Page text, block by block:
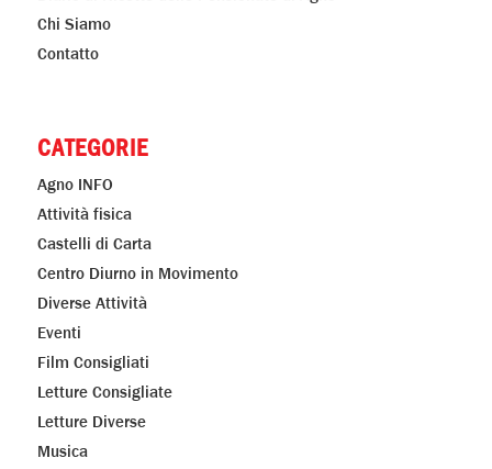
Chi Siamo
Contatto
CATEGORIE
Agno INFO
Attività fisica
Castelli di Carta
Centro Diurno in Movimento
Diverse Attività
Eventi
Film Consigliati
Letture Consigliate
Letture Diverse
Musica